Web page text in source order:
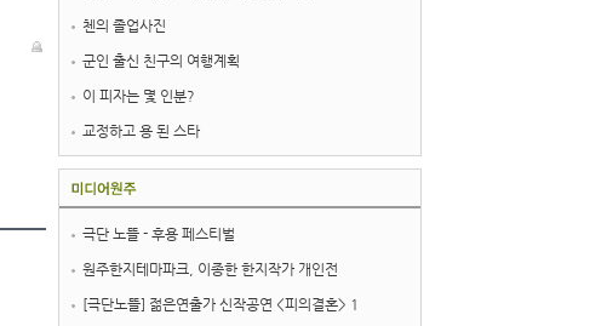
첸의 졸업사진
군인 출신 친구의 여행계획
이 피자는 몇 인분?
교정하고 용 된 스타
극단 노뜰 - 후용 페스티벌
원주한지테마파크, 이종한 한지작가 개인전
[극단노뜰] 젊은연출가 신작공연 <피의결혼> 1